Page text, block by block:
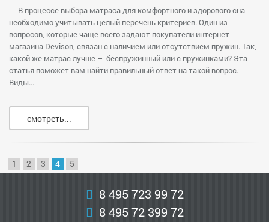
В процессе выбора матраса для комфортного и здорового сна
необходимо учитывать целый перечень критериев. Один из
вопросов, которые чаще всего задают покупатели интернет-
магазина Devison, связан с наличием или отсутствием пружин. Так,
какой же матрас лучше – беспружинный или с пружинками? Эта
статья поможет вам найти правильный ответ на такой вопрос.
Виды...
смотреть...
1 2 3 4 5
8 495 723 99 72
8 495 72 399 72